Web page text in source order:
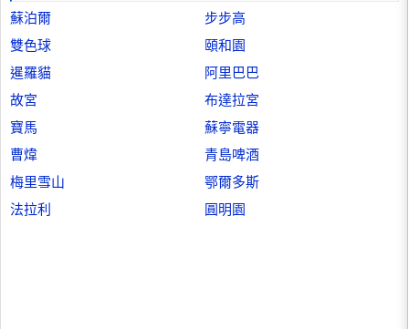
蘇泊爾
步步高
雙色球
頤和園
暹羅貓
阿里巴巴
故宮
布達拉宮
寶馬
蘇寧電器
曹煒
青島啤酒
梅里雪山
鄂爾多斯
法拉利
圓明園